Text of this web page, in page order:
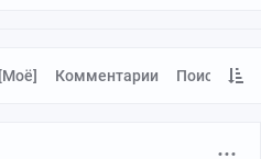
[моё] Комментарии Поиск